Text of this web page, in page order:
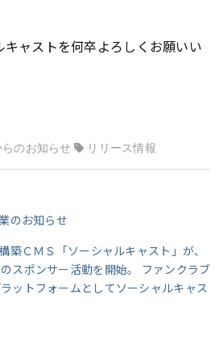
ャストを何卒よろしくお願いい
のお知らせ リリース情報
のお知らせ
築ＣＭＳ「ソーシャルキャスト」が、
スポンサー活動を開始。 ファンクラブ
ットフォームとしてソーシャルキャス